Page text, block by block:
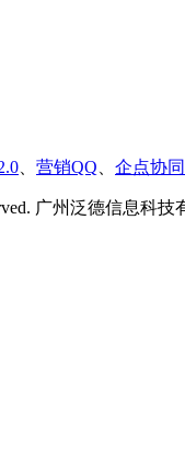
营销QQ 企点协
广州泛德信息科